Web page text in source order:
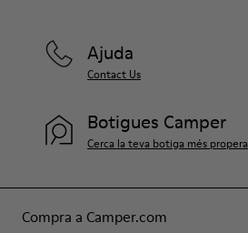
Compra a Camper.com
Ajuda
Contact Us
Botigues Camper
Cerca la teva botiga més propera